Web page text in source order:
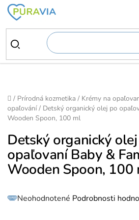
Prejsť
obsah
Domov
/ Prírodná kozmetika / Krémy na
opaľování / Detský organický olej po
Wooden Spoon, 100 ml
Detský organický
opaľovaní Baby &
Wooden Spoon, 100
Priemerné
hodnotenie
Neohodnotené Podrobnosti